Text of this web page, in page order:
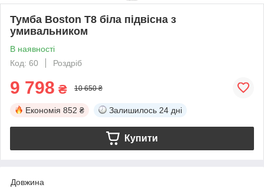
Тумба Boston Т8 біла підвісна з
умивальником
В наявності
Код: 60
Роздріб
9 798 ₴ 10 650 ₴
Економія 852 ₴ Залишилось 24 дні
Купити
Довжина